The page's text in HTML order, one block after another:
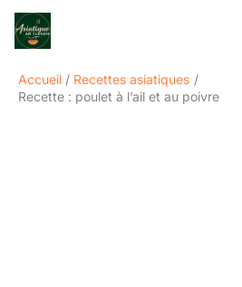
Aller
Accueil
Recettes asiatiques
Recette : poulet à l’ail et au poivre
Rechercher